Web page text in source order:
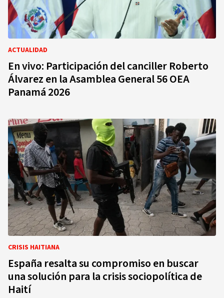
ACTUALIDAD
En vivo: Participación del canciller Roberto
Álvarez en la Asamblea General 56 OEA
Panamá 2026
CRISIS HAITIANA
España resalta su compromiso en buscar
una solución para la crisis sociopolítica de
Haití